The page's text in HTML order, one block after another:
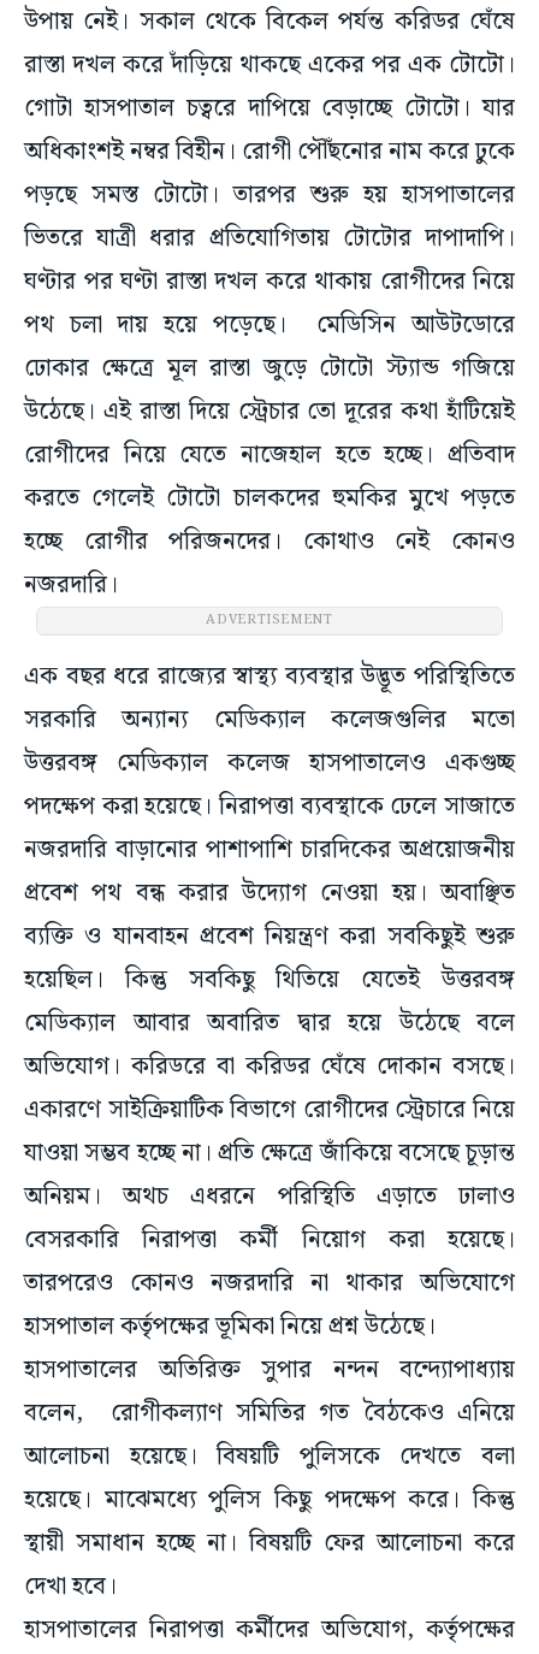
উপায় নেই। সকাল থেকে বিকেল পর্যন্ত করিডর ঘেঁষে
রাস্তা দখল করে দাঁড়িয়ে থাকছে একের পর এক টোটো।
গোটা হাসপাতাল চত্বরে দাপিয়ে বেড়াচ্ছে টোটো। যার
অধিকাংশই নম্বর বিহীন। রোগী পৌঁছনোর নাম করে ঢুকে
পড়ছে সমস্ত টোটো। তারপর শুরু হয় হাসপাতালের
ভিতরে যাত্রী ধরার প্রতিযোগিতায় টোটোর দাপাদাপি।
ঘণ্টার পর ঘণ্টা রাস্তা দখল করে থাকায় রোগীদের নিয়ে
পথ চলা দায় হয়ে পড়েছে। মেডিসিন আউটডোরে
ঢোকার ক্ষেত্রে মূল রাস্তা জুড়ে টোটো স্ট্যান্ড গজিয়ে
উঠেছে। এই রাস্তা দিয়ে স্ট্রেচার তো দূরের কথা হাঁটিয়েই
রোগীদের নিয়ে যেতে নাজেহাল হতে হচ্ছে। প্রতিবাদ
করতে গেলেই টোটো চালকদের হুমকির মুখে পড়তে
হচ্ছে রোগীর পরিজনদের। কোথাও নেই কোনও
নজরদারি।
ADVERTISEMENT
এক বছর ধরে রাজ্যের স্বাস্থ্য ব্যবস্থার উদ্ভূত পরিস্থিতিতে
সরকারি অন্যান্য মেডিক্যাল কলেজগুলির মতো
উত্তরবঙ্গ মেডিক্যাল কলেজ হাসপাতালেও একগুচ্ছ
পদক্ষেপ করা হয়েছে। নিরাপত্তা ব্যবস্থাকে ঢেলে সাজাতে
নজরদারি বাড়ানোর পাশাপাশি চারদিকের অপ্রয়োজনীয়
প্রবেশ পথ বন্ধ করার উদ্যোগ নেওয়া হয়। অবাঞ্ছিত
ব্যক্তি ও যানবাহন প্রবেশ নিয়ন্ত্রণ করা সবকিছুই শুরু
হয়েছিল। কিন্তু সবকিছু থিতিয়ে যেতেই উত্তরবঙ্গ
মেডিক্যাল আবার অবারিত দ্বার হয়ে উঠেছে বলে
অভিযোগ। করিডরে বা করিডর ঘেঁষে দোকান বসছে।
একারণে সাইক্রিয়াটিক বিভাগে রোগীদের স্ট্রেচারে নিয়ে
যাওয়া সম্ভব হচ্ছে না। প্রতি ক্ষেত্রে জাঁকিয়ে বসেছে চূড়ান্ত
অনিয়ম। অথচ এধরনে পরিস্থিতি এড়াতে ঢালাও
বেসরকারি নিরাপত্তা কর্মী নিয়োগ করা হয়েছে।
তারপরেও কোনও নজরদারি না থাকার অভিযোগে
হাসপাতাল কর্তৃপক্ষের ভূমিকা নিয়ে প্রশ্ন উঠেছে।
হাসপাতালের অতিরিক্ত সুপার নন্দন বন্দ্যোপাধ্যায়
বলেন, রোগীকল্যাণ সমিতির গত বৈঠকেও এনিয়ে
আলোচনা হয়েছে। বিষয়টি পুলিসকে দেখতে বলা
হয়েছে। মাঝেমধ্যে পুলিস কিছু পদক্ষেপ করে। কিন্তু
স্থায়ী সমাধান হচ্ছে না। বিষয়টি ফের আলোচনা করে
দেখা হবে।
হাসপাতালের নিরাপত্তা কর্মীদের অভিযোগ, কর্তৃপক্ষের